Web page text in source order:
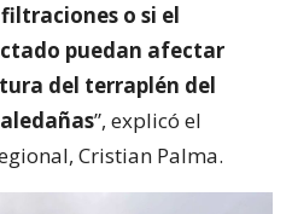
o si el
puedan afectar
del terraplén del
”, explicó el
Cristian Palma.